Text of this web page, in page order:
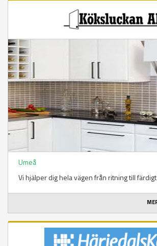
Umeå
Vi hjälper dig hela vägen från ritning till